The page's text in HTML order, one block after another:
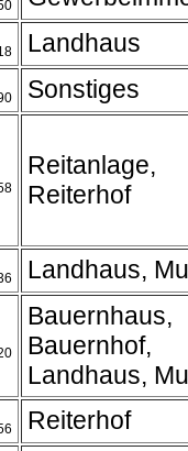
Landhaus
Sonstiges
Reitanlage,
Reiterhof
Landhaus,
Bauernhaus,
Bauernhof,
Landhaus,
Reiterhof